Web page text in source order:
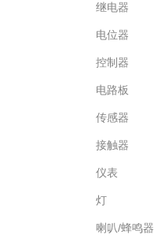
继电器
电位器
控制器
电路板
传感器
接触器
仪表
灯
喇叭/蜂鸣器